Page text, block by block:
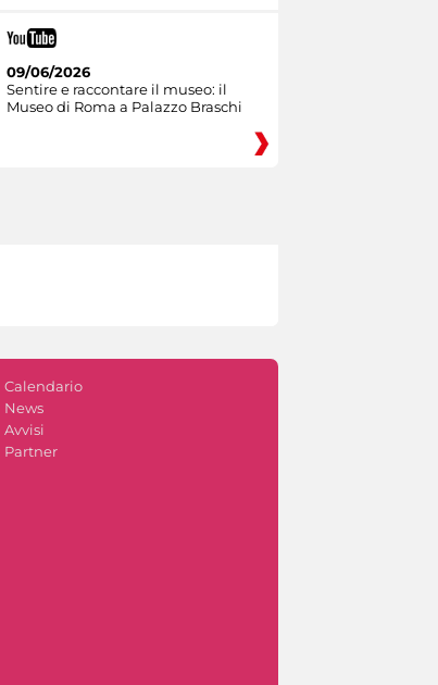
09/06/2026
Sentire e raccontare il museo: il
Museo di Roma a Palazzo Braschi
Calendario
News
Avvisi
Partner